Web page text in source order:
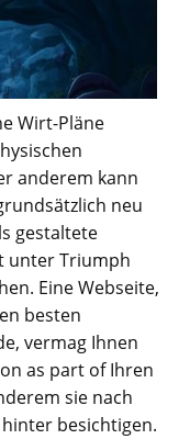
Wirt-Pläne
anderem kann
neu
gestaltete
unter Triumph
Eine Webseite,
besten
vermag Ihnen
as part of Ihren
sie nach
besichtigen.